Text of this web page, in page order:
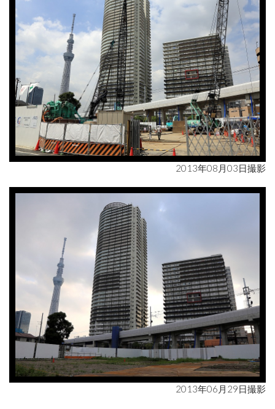
2013年08月03日撮影
2013年06月29日撮影